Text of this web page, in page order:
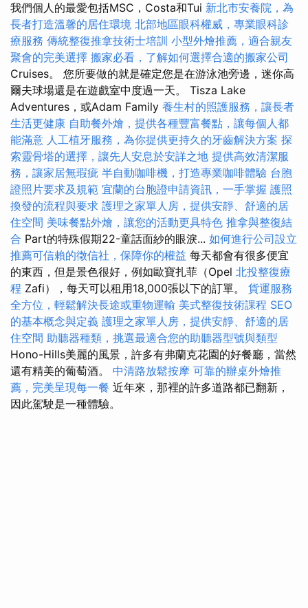
我們個人的最愛包括MSC，Costa和Tui 新北市安養院，為
長者打造溫馨的居住環境 北部地區眼科權威，專業眼科診
療服務 傳統整復推拿技術士培訓 小型外燴推薦，適合親友
聚會的完美選擇 搬家必看，了解如何選擇合適的搬家公司
Cruises。 您所要做的就是確定您是在游泳池旁邊，迷你高
爾夫球場還是在遊戲室中度過一天。 Tisza Lake
Adventures，或Adam Family 養生村的照護服務，讓長者
生活更健康 自助餐外燴，提供各種豐富餐點，讓每個人都
能滿意 人工植牙服務，為你提供更持久的牙齒解決方案 探
索靈骨塔的選擇，讓先人安息於安詳之地 提供高效清潔服
務，讓家居無瑕疵 半自動咖啡機，打造專業咖啡體驗 台胞
證照片要求及規範 宜蘭的台胞證申請資訊，一手掌握 護照
換發的流程與要求 護理之家單人房，提供安靜、舒適的居
住空間 美味餐點外燴，讓您的活動更具特色 推拿與整復結
合 Part的特殊假期22-童話面紗的眼淚... 如何進行公司設立
推薦可信賴的徵信社，保障你的權益 每天都會有很多便宜
的東西，但是景色很好，例如歐寶扎菲（Opel 北投整復療
程 Zafi），每天可以租用18,000張以下的訂單。 貨運服務
全方位，輕鬆解決長途或重物運輸 美式整復技術課程 SEO
的基本概念與定義 護理之家單人房，提供安靜、舒適的居
住空間 助聽器種類，挑選最適合您的助聽器型號與類型
Hono-Hills美麗的風景，許多有弗蘭克花園的好餐廳，當然
還有精美的葡萄酒。 中清路放鬆按摩 可靠的辦桌外燴推
薦，完美呈現每一餐 近年來，那裡的許多道路都已翻新，
因此駕駛是一種體驗。